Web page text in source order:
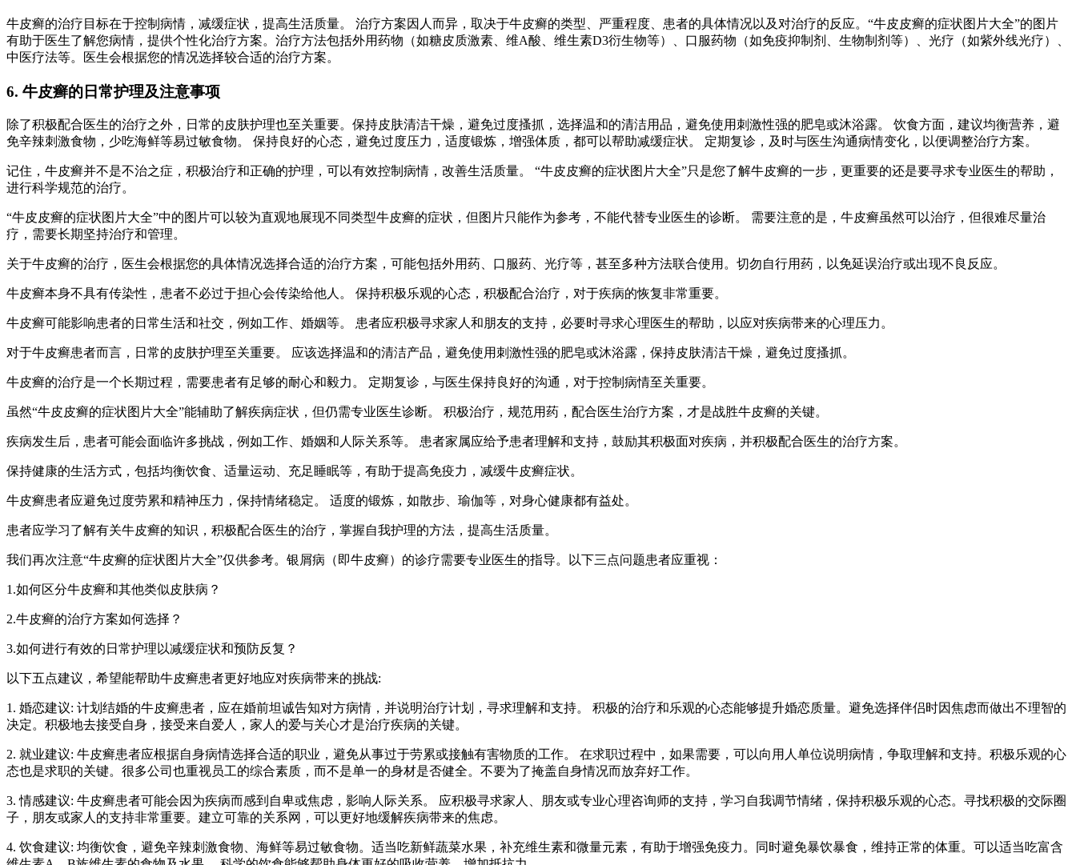
牛皮癣的治疗目标在于控制病情，减缓症状，提高生活质量。 治疗方案因人而异，取决于牛皮癣的类型、严重程度、患者的具体情况以及对治疗的反应。“牛皮皮癣的症状图片大全”的图片
有助于医生了解您病情，提供个性化治疗方案。治疗方法包括外用药物（如糖皮质激素、维A酸、维生素D3衍生物等）、口服药物（如免疫抑制剂、生物制剂等）、光疗（如紫外线光疗）、
中医疗法等。医生会根据您的情况选择较合适的治疗方案。
6. 牛皮癣的日常护理及注意事项
除了积极配合医生的治疗之外，日常的皮肤护理也至关重要。保持皮肤清洁干燥，避免过度搔抓，选择温和的清洁用品，避免使用刺激性强的肥皂或沐浴露。 饮食方面，建议均衡营养，避
免辛辣刺激食物，少吃海鲜等易过敏食物。 保持良好的心态，避免过度压力，适度锻炼，增强体质，都可以帮助减缓症状。 定期复诊，及时与医生沟通病情变化，以便调整治疗方案。
记住，牛皮癣并不是不治之症，积极治疗和正确的护理，可以有效控制病情，改善生活质量。 “牛皮皮癣的症状图片大全”只是您了解牛皮癣的一步，更重要的还是要寻求专业医生的帮助，
进行科学规范的治疗。
“牛皮皮癣的症状图片大全”中的图片可以较为直观地展现不同类型牛皮癣的症状，但图片只能作为参考，不能代替专业医生的诊断。 需要注意的是，牛皮癣虽然可以治疗，但很难尽量治
疗，需要长期坚持治疗和管理。
关于牛皮癣的治疗，医生会根据您的具体情况选择合适的治疗方案，可能包括外用药、口服药、光疗等，甚至多种方法联合使用。切勿自行用药，以免延误治疗或出现不良反应。
牛皮癣本身不具有传染性，患者不必过于担心会传染给他人。 保持积极乐观的心态，积极配合治疗，对于疾病的恢复非常重要。
牛皮癣可能影响患者的日常生活和社交，例如工作、婚姻等。 患者应积极寻求家人和朋友的支持，必要时寻求心理医生的帮助，以应对疾病带来的心理压力。
对于牛皮癣患者而言，日常的皮肤护理至关重要。 应该选择温和的清洁产品，避免使用刺激性强的肥皂或沐浴露，保持皮肤清洁干燥，避免过度搔抓。
牛皮癣的治疗是一个长期过程，需要患者有足够的耐心和毅力。 定期复诊，与医生保持良好的沟通，对于控制病情至关重要。
虽然“牛皮皮癣的症状图片大全”能辅助了解疾病症状，但仍需专业医生诊断。 积极治疗，规范用药，配合医生治疗方案，才是战胜牛皮癣的关键。
疾病发生后，患者可能会面临许多挑战，例如工作、婚姻和人际关系等。 患者家属应给予患者理解和支持，鼓励其积极面对疾病，并积极配合医生的治疗方案。
保持健康的生活方式，包括均衡饮食、适量运动、充足睡眠等，有助于提高免疫力，减缓牛皮癣症状。
牛皮癣患者应避免过度劳累和精神压力，保持情绪稳定。 适度的锻炼，如散步、瑜伽等，对身心健康都有益处。
患者应学习了解有关牛皮癣的知识，积极配合医生的治疗，掌握自我护理的方法，提高生活质量。
我们再次注意“牛皮癣的症状图片大全”仅供参考。银屑病（即牛皮癣）的诊疗需要专业医生的指导。以下三点问题患者应重视：
1.如何区分牛皮癣和其他类似皮肤病？
2.牛皮癣的治疗方案如何选择？
3.如何进行有效的日常护理以减缓症状和预防反复？
以下五点建议，希望能帮助牛皮癣患者更好地应对疾病带来的挑战:
1. 婚恋建议: 计划结婚的牛皮癣患者，应在婚前坦诚告知对方病情，并说明治疗计划，寻求理解和支持。 积极的治疗和乐观的心态能够提升婚恋质量。避免选择伴侣时因焦虑而做出不理智的
决定。积极地去接受自身，接受来自爱人，家人的爱与关心才是治疗疾病的关键。
2. 就业建议: 牛皮癣患者应根据自身病情选择合适的职业，避免从事过于劳累或接触有害物质的工作。 在求职过程中，如果需要，可以向用人单位说明病情，争取理解和支持。积极乐观的心
态也是求职的关键。很多公司也重视员工的综合素质，而不是单一的身材是否健全。不要为了掩盖自身情况而放弃好工作。
3. 情感建议: 牛皮癣患者可能会因为疾病而感到自卑或焦虑，影响人际关系。 应积极寻求家人、朋友或专业心理咨询师的支持，学习自我调节情绪，保持积极乐观的心态。寻找积极的交际圈
子，朋友或家人的支持非常重要。建立可靠的关系网，可以更好地缓解疾病带来的焦虑。
4. 饮食建议: 均衡饮食，避免辛辣刺激食物、海鲜等易过敏食物。适当吃新鲜蔬菜水果，补充维生素和微量元素，有助于增强免疫力。同时避免暴饮暴食，维持正常的体重。可以适当吃富含